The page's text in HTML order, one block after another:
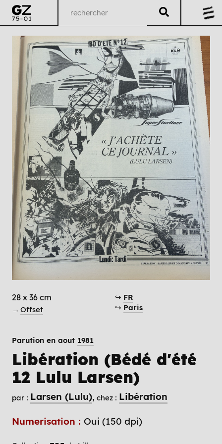
28 x 36 cm
→ Offset
↪ FR
↪ Paris
Parution en aout 1981
Libération (Bédé d'été
12 Lulu Larsen)
par : Larsen (Lulu) chez : Libération
Numerisation : Oui (150 dpi)